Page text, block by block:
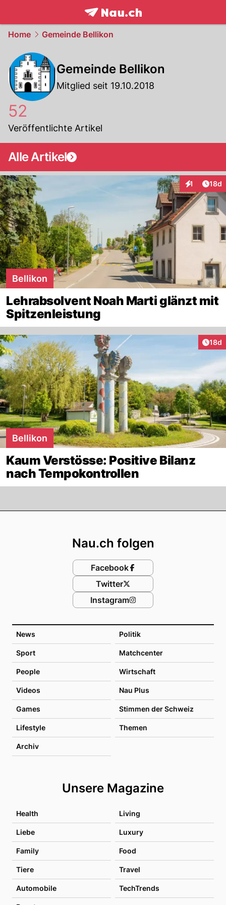
frontpage.NAU.ch
Home Gemeinde Bellikon
Gemeinde Bellikon
Mitglied seit 19.10.2018
52
Veröffentlichte Artikel
Alle Artikel
1 18d
Bellikon
Lehrabsolvent Noah Marti glänzt mit
Spitzenleistung
18d
Bellikon
Kaum Verstösse: Positive Bilanz
nach Tempokontrollen
News Politik
Sport Matchcenter
People Wirtschaft
Videos Nau Plus
Games Stimmen der Schweiz
Lifestyle Themen
Archiv
Unsere Magazine
Health Living
Liebe Luxury
Family Food
Tiere Travel
Automobile TechTrends
Nau.ch folgen
Facebook
Twitter
Instagram